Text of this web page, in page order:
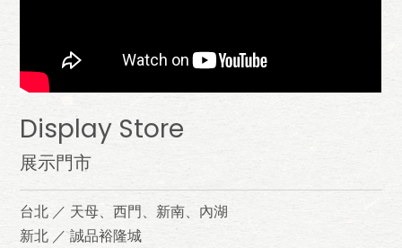
Display Store
展示門市
台北 ／ 天母、西門、新南、內湖
新北 ／ 誠品裕隆城